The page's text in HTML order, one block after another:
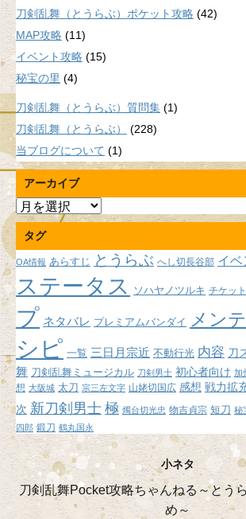
刀剣乱舞（とうらぶ）ポケット攻略 (42)
MAP攻略 (11)
イベント攻略 (15)
秘宝の里 (4)
刀剣乱舞（とうらぶ）質問集 (1)
刀剣乱舞（とうらぶ）
(228)
当ブログについて (1)
アーカイブ
ア
ー
カ
イ
ブ
タグ
OA情報 あらすじ とうらぶ へし切長谷部 イベ
ステータス ソハヤノツルキ チケット
プ ネタバレ プレミアムバンダイ メン
シピ 一覧 三日月宗近 不動行光 内容 刀
舞 刀剣乱舞ミュージカル 刀剣男士 初心者向け 加
想 大阪城 太刀 宗三左文字 山姥切国広 感想 戦力拡
次 新刀剣男士 極 燭台切光忠 物吉貞宗 短刀 秘
四郎 鍛刀 鶴丸国永
小ネタ
刀剣乱舞Pocket攻略ちゃんねる～とう
め～